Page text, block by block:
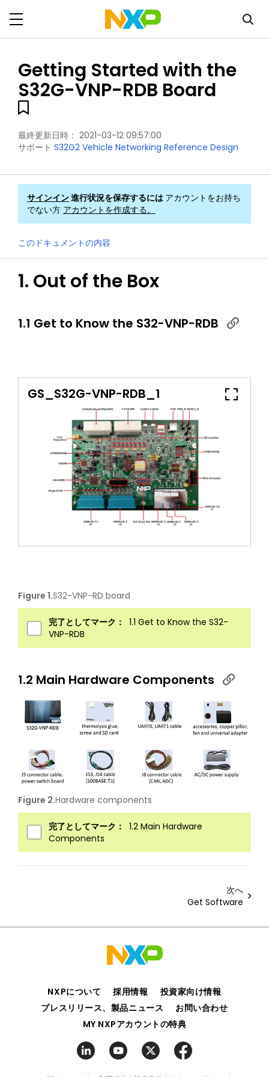
Getting Started with the
S32G-VNP-RDB Board
最終更新日時： 2021-03-12 09:57:00
サポート S32G2 Vehicle Networking Reference Design
サインイン進行状況を保存するには アカウントをお持ち
でない方 アカウントを作成する。
このドキュメントの内容
1. Out of the Box
1.1 Get to Know the S32-VNP-RDB
GS_S32G-VNP-RDB_1
Figure 1.S32-VNP-RD board
完了としてマーク：
1.1 Get to Know the S32-
VNP-RDB
1.2 Main Hardware Components
Figure 2.Hardware components
完了としてマーク：
1.2 Main Hardware
Components
次へ
Get Software
NXPについて 採用情報
投資家向け情報
プレスリリース、製品ニュース
お問い合わせ
MY NXPアカウントの特典